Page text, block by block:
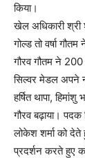
किया।
खेल अधिकारी श्री
गोल्ड तो वर्षा
गौरव गौतम ने
सिल्वर मेडल अपने
हर्षित थापा,
गौरव बढ़ाया।
लोकेश शर्मा को देते
प्रदर्शन करते हुए